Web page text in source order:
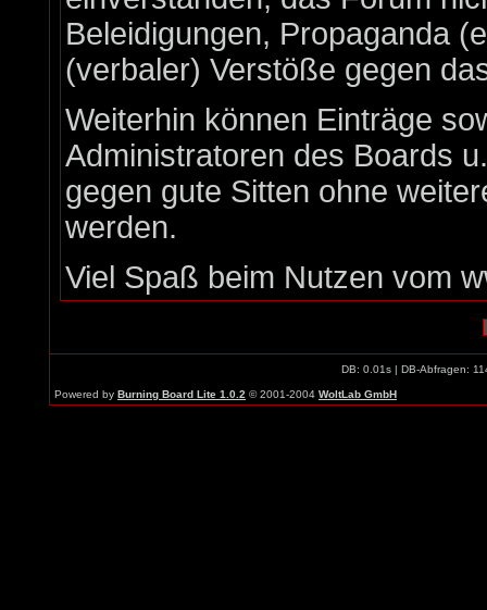
Beleidigungen, Propaganda
(verbaler) Verstöße gegen
Weiterhin können Einträge
Administratoren des Boards
gegen gute Sitten ohne
werden.
Viel Spaß beim Nutzen vom
DB: 0.01s | DB-Abfragen:
Powered by Burning Board Lite 1.0.2 © 2001-2004 WoltLab GmbH